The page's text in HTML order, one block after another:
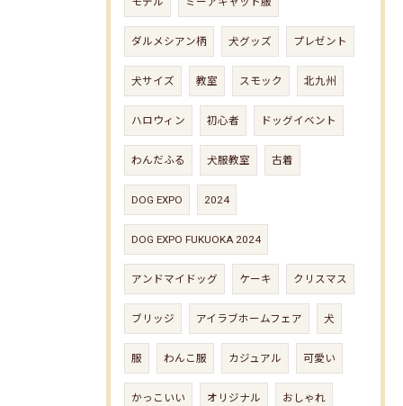
ダルメシアン柄 犬グッズ プレゼント
犬サイズ 教室 スモック 北九州
ハロウィン 初心者 ドッグイベント
わんだふる 犬服教室 古着
DOG EXPO 2024
DOG EXPO FUKUOKA 2024
アンドマイドッグ ケーキ クリスマス
ブリッジ アイラブホームフェア 犬
服 わんこ服 カジュアル 可愛い
かっこいい オリジナル おしゃれ